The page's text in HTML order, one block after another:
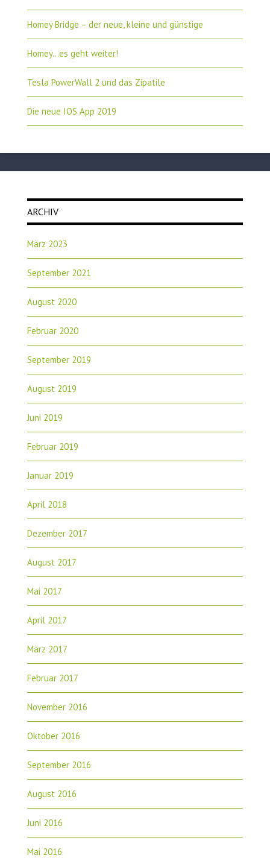
Homey Bridge – der neue, kleine und günstige
Homey…es geht weiter!
Tesla PowerWall 2 und das Zipatile
Die neue IOS App 2019
ARCHIV
März 2023
September 2021
August 2020
Februar 2020
September 2019
August 2019
Juni 2019
Februar 2019
Januar 2019
April 2018
Dezember 2017
August 2017
Mai 2017
April 2017
März 2017
Februar 2017
November 2016
Oktober 2016
September 2016
August 2016
Juni 2016
Mai 2016